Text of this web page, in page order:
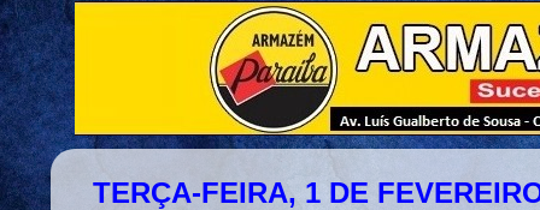
TERÇA-FEIRA, 1 DE